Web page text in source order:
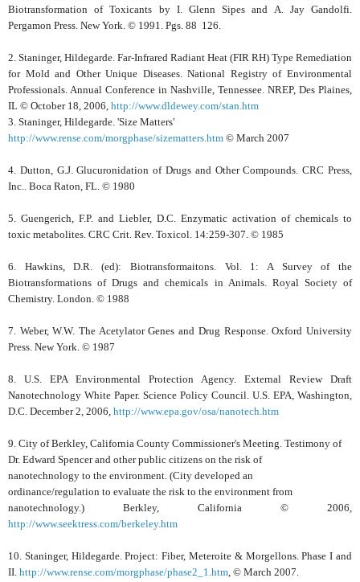
Biotransformation of Toxicants by I. Glenn Sipes and A. Jay Gandolfi.
Pergamon Press. New York. © 1991. Pgs. 88 ­ 126.
2. Staninger, Hildegarde. Far-Infrared Radiant Heat (FIR RH) Type Remediation
for Mold and Other Unique Diseases. National Registry of Environmental
Professionals. Annual Conference in Nashville, Tennessee. NREP, Des Plaines,
IL © October 18, 2006, http://www.dldewey.com/stan.htm
3. Staninger, Hildegarde. 'Size Matters'
http://www.rense.com/morgphase/sizematters.htm © March 2007
4. Dutton, G.J. Glucuronidation of Drugs and Other Compounds. CRC Press,
Inc.. Boca Raton, FL. © 1980
5. Guengerich, F.P. and Liebler, D.C. Enzymatic activation of chemicals to
toxic metabolites. CRC Crit. Rev. Toxicol. 14:259-307. © 1985
6. Hawkins, D.R. (ed): Biotransformaitons. Vol. 1: A Survey of the
Biotransformations of Drugs and chemicals in Animals. Royal Society of
Chemistry. London. © 1988
7. Weber, W.W. The Acetylator Genes and Drug Response. Oxford University
Press. New York. © 1987
8. U.S. EPA Environmental Protection Agency. External Review Draft
Nanotechnology White Paper. Science Policy Council. U.S. EPA, Washington,
D.C. December 2, 2006, http://www.epa.gov/osa/nanotech.htm
9. City of Berkley, California County Commissioner's Meeting. Testimony of
Dr. Edward Spencer and other public citizens on the risk of
nanotechnology to the environment. (City developed an
ordinance/regulation to evaluate the risk to the environment from
nanotechnology.) Berkley, California © 2006,
http://www.seektress.com/berkeley.htm
10. Staninger, Hildegarde. Project: Fiber, Meteroite & Morgellons. Phase I and
II. http://www.rense.com/morgphase/phase2_1.htm , © March 2007.